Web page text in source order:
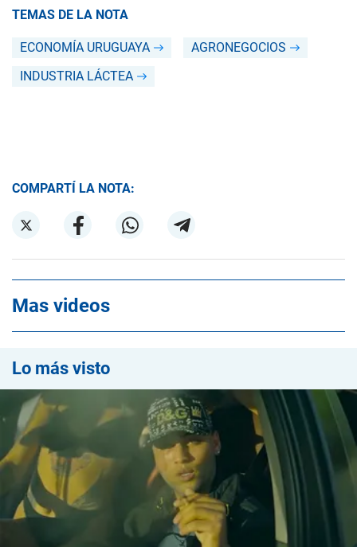
TEMAS DE LA NOTA
ECONOMÍA URUGUAYA
AGRONEGOCIOS
INDUSTRIA LÁCTEA
COMPARTÍ LA NOTA:
Mas videos
Lo más visto